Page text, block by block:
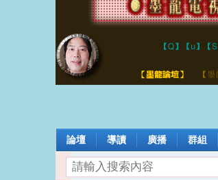
論壇 導讀 廣播 群組